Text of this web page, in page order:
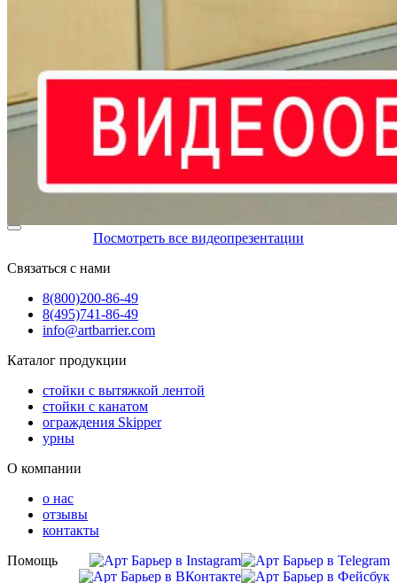
Посмотреть все видеопрезентации
Связаться с нами
8(800)200-86-49
8(495)741-86-49
info@artbarrier.com
Каталог продукции
стойки с вытяжкой лентой
стойки с канатом
ограждения Skipper
урны
О компании
о нас
отзывы
контакты
Помощь